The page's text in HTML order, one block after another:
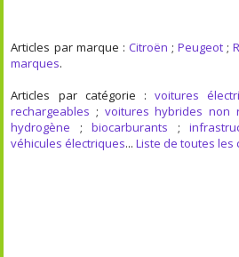
Articles par marque : Citroën ; Peugeot ;
marques.
Articles par catégorie : voitures
rechargeables ; voitures hybrides non
hydrogène ;biocarburants ;
véhicules électriques...Liste de toutes les